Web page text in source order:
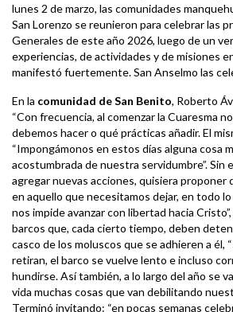
lunes 2 de marzo, las comunidades
San Lorenzo se reunieron para celebrar las
Generales de este año 2026, luego de un
experiencias, de actividades y de misiones
manifestó fuertemente. San Anselmo las
En la comunidad de San Benito, Roberto
“Con frecuencia, al comenzar la Cuaresma
debemos hacer o qué prácticas añadir. El
“Impongámonos en estos días alguna cosa
acostumbrada de nuestra servidumbre”. Sin
agregar nuevas acciones, quisiera proponer
en aquello que necesitamos dejar, en todo
nos impide avanzar con libertad hacia
barcos que, cada cierto tiempo, deben
casco de los moluscos que se adhieren a él,
retiran, el barco se vuelve lento e incluso
hundirse. Así también, a lo largo del año se
vida muchas cosas que van debilitando
Terminó invitando: “en pocas semanas